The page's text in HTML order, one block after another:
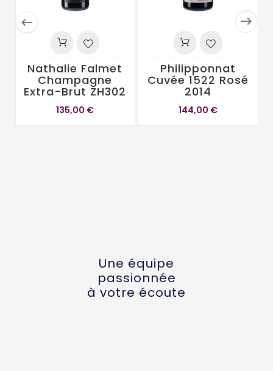
 
Nathalie Falmet
Champagne
Extra-Brut ZH302
135,00 €
Philipponnat
Cuvée 1522 Rosé
2014
144,00 €
Une équipe
passionnée
à votre écoute